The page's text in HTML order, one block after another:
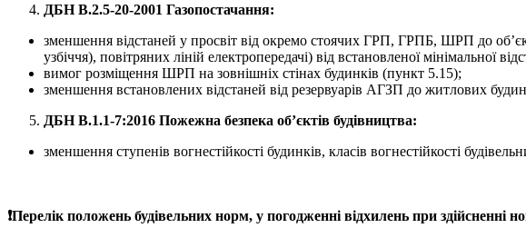
ДБН В.2.5-20-2001 Газопостачання:
зменшення відстаней у просвіт від окремо стоячих ГРП, ГРПБ, ШРП до
узбіччя), повітряних ліній електропередачі) від встановленої мінімальної
вимог розміщення ШРП на зовнішніх стінах будинків (пункт 5.15);
зменшення встановлених відстаней від резервуарів АГЗП до житлових
ДБН В.1.1-7:2016 Пожежна безпека об’єктів будівництва:
зменшення ступенів вогнестійкості будинків, класів вогнестійкості
❗Перелік положень будівельних норм, у погодженні відхилень при здійсненні